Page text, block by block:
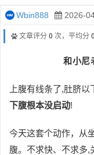
Wbin888 2026-
文章评分 0 次，平均分
和小尼
上腹有线条了,肚脐
下腹根本没启动!
今天这套个动作，从
腹。不求快、不求多,